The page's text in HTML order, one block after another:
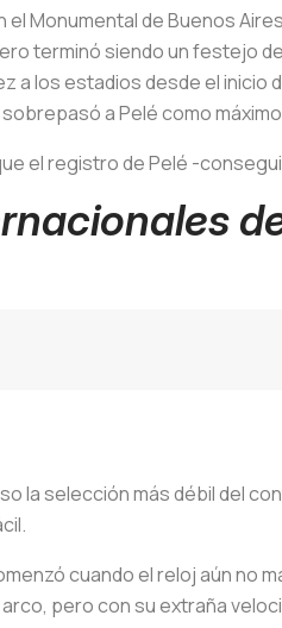
Monumental de Buenos
terminó siendo un festejo
a los estadios desde el inicio
a Pelé como
el registro de Pelé -
la selección más débil del
cuando el reloj aún no
pero con su extraña